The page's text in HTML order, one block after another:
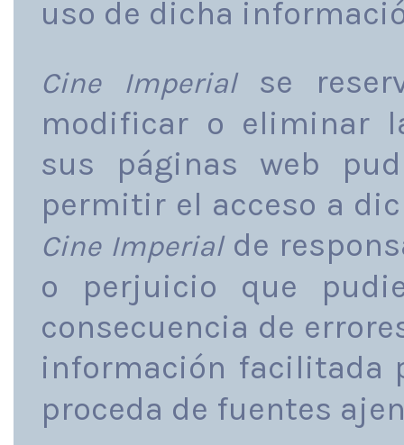
uso de dicha
Cine Imperialse
modificar o eliminar
sus páginas web
permitir el acceso a
Cine Imperialde
o perjuicio que
consecuencia de
información facilitada
proceda de fuentes